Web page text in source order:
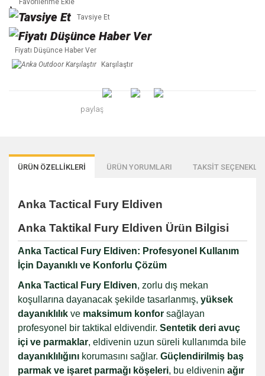
Tavsiye Et
Fiyatı Düşünce Haber Ver
Karşılaştır
paylaş
ÜRÜN ÖZELLİKLERİ ÜRÜN YORUMLARI TAKSİT
Anka Tactical Fury Eldiven
Anka Taktikal Fury Eldiven Ürün Bilgisi
Anka Tactical Fury Eldiven: Profesyonel Kullanım
İçin Dayanıklı ve Konforlu Çözüm
Anka Tactical Fury Eldiven, zorlu dış mekan
koşullarına dayanacak şekilde tasarlanmış, yüksek
dayanıklılık ve maksimum konfor sağlayan
profesyonel bir taktikal eldivendir. Sentetik deri avuç
içi ve parmaklar, eldivenin uzun süreli kullanımda bile
dayanıklılığını korumasını sağlar. Güçlendirilmiş baş
parmak ve işaret parmağı köşeleri, bu eldivenin ağır